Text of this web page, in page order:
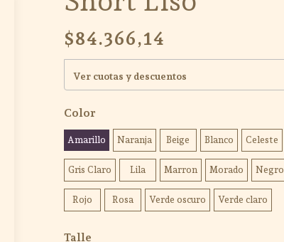
$84.366,14
Ver cuotas y descuentos
Color
Amarillo Naranja Beige Blanco Celeste
Gris Claro Lila Marron Morado Negro
Rojo Rosa Verde oscuro Verde claro
Talle